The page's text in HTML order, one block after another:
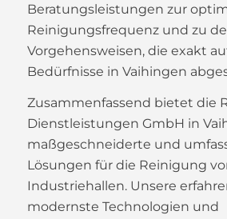
Beratungsleistungen zur
Reinigungsfrequenz und zu
Vorgehensweisen, die exakt
Bedürfnisse in Vaihingen
Zusammenfassend bietet die
Dienstleistungen GmbH in
maßgeschneiderte und
Lösungen für die Reinigung
Industriehallen. Unsere
modernste Technologien und